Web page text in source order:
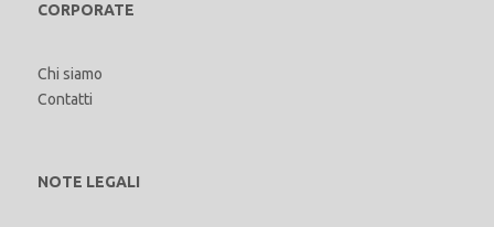
CORPORATE
Chi siamo
Contatti
NOTE LEGALI